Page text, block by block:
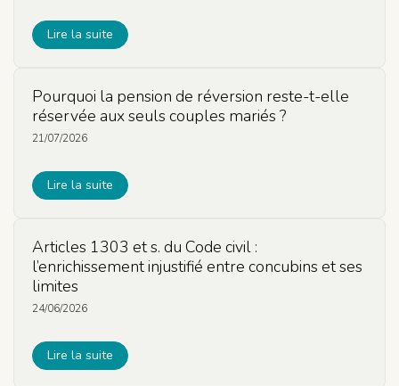
Lire la suite
Pourquoi la pension de réversion reste-t-elle
réservée aux seuls couples mariés ?
21/07/2026
Lire la suite
Articles 1303 et s. du Code civil :
l’enrichissement injustifié entre concubins et ses
limites
24/06/2026
Lire la suite